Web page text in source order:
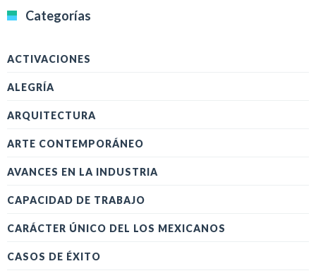
Categorías
ACTIVACIONES
ALEGRÍA
ARQUITECTURA
ARTE CONTEMPORÁNEO
AVANCES EN LA INDUSTRIA
CAPACIDAD DE TRABAJO
CARÁCTER ÚNICO DEL LOS MEXICANOS
CASOS DE ÉXITO